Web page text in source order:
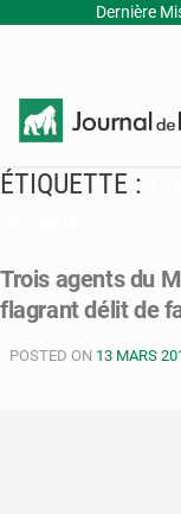
Dernière
ÉTIQUETTE :
Trois agents du
flagrant délit de
POSTED ON 13 MARS